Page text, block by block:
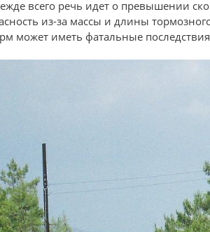
всего речь идет о превышении
из-за массы и длины
может иметь фатальные